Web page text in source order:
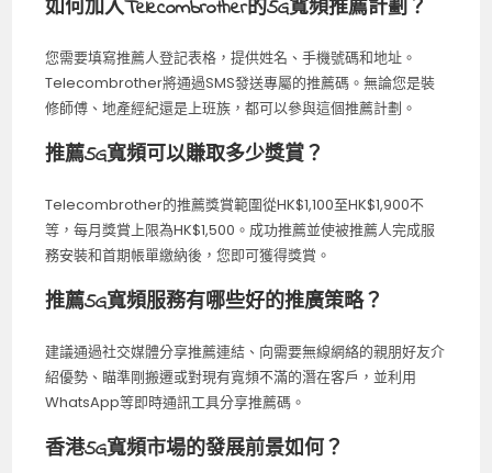
如何加入Telecombrother的5G寬頻推薦計劃？
您需要填寫推薦人登記表格，提供姓名、手機號碼和地址。
Telecombrother將通過SMS發送專屬的推薦碼。無論您是裝
修師傅、地產經紀還是上班族，都可以參與這個推薦計劃。
推薦5G寬頻可以賺取多少獎賞？
Telecombrother的推薦獎賞範圍從HK$1,100至HK$1,900不
等，每月獎賞上限為HK$1,500。成功推薦並使被推薦人完成服
務安裝和首期帳單繳納後，您即可獲得獎賞。
推薦5G寬頻服務有哪些好的推廣策略？
建議通過社交媒體分享推薦連結、向需要無線網絡的親朋好友介
紹優勢、瞄準剛搬遷或對現有寬頻不滿的潛在客戶，並利用
WhatsApp等即時通訊工具分享推薦碼。
香港5G寬頻市場的發展前景如何？